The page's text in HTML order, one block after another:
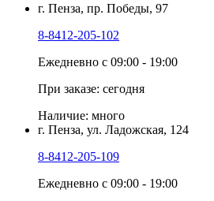
г. Пенза, пр. Победы, 97
8-8412-205-102
Ежедневно с 09:00 - 19:00
При заказе: сегодня
Наличие: много
г. Пенза, ул. Ладожская, 124
8-8412-205-109
Ежедневно с 09:00 - 19:00